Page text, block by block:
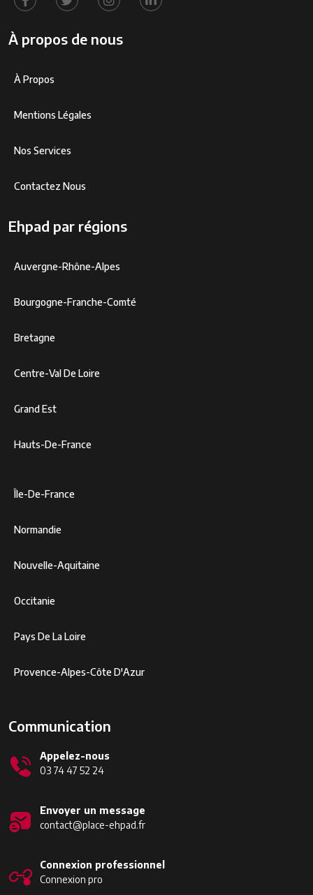
À propos de nous
À Propos
Mentions Légales
Nos Services
Contactez Nous
Ehpad par régions
Auvergne-Rhône-Alpes
Bourgogne-Franche-Comté
Bretagne
Centre-Val De Loire
Grand Est
Hauts-De-France
Île-De-France
Normandie
Nouvelle-Aquitaine
Occitanie
Pays De La Loire
Provence-Alpes-Côte D'Azur
Communication
Appelez-nous
03 74 47 52 24
Envoyer un message
contact@place-ehpad.fr
Connexion professionnel
Connexion pro